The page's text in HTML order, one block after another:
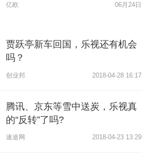
亿欧 06月24日
贾跃亭新车回国，乐视还有机会
吗？
创业邦 2018-04-28 16:17
腾讯、京东等雪中送炭，乐视真
的“反转”了吗?
速途网 2018-04-23 13:29